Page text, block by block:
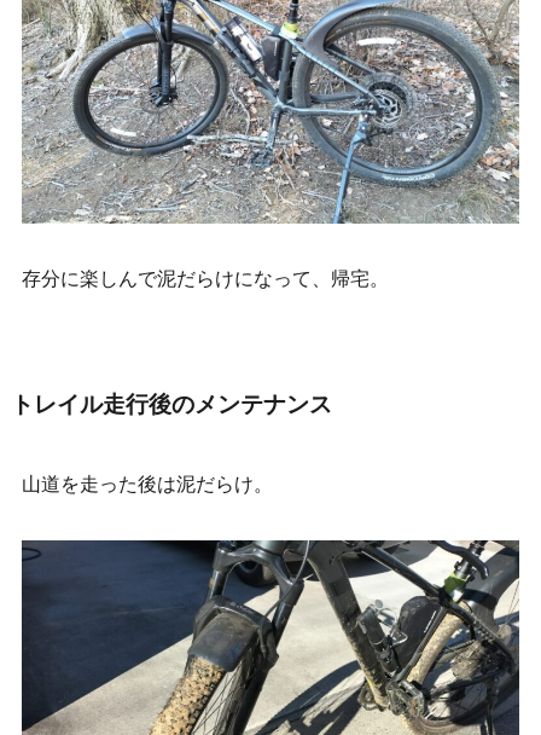
存分に楽しんで泥だらけになって、帰宅。
トレイル走行後のメンテナンス
山道を走った後は泥だらけ。